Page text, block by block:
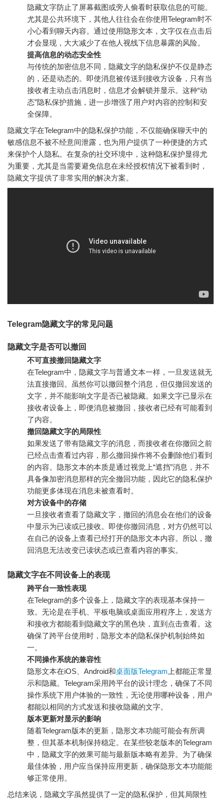
隐藏文字防止了屏幕截图或旁人偷看时获取信息的可能。
尤其是公共环境下，其他人往往会在你使用Telegram时不
小心看到聊天内容。通过使用隐形文本，文字仅在点击后
才会显现，大大减少了在他人视线下信息暴露的风险。
提高信息的动态安全性
与传统的加密信息不同，隐藏文字的隐私保护不仅是静态
的，还是动态的。即使消息被传送到接收方设备，只有当
接收者主动点击消息时，信息才会解锁并显示。这种“动
态”隐私保护措施，进一步增强了用户对内容的控制和安
全保障。
隐藏文字在Telegram中的隐私保护功能，不仅能确保聊天中的
敏感信息不被不经意间泄露，也为用户提供了一种便捷的方式
来保护个人隐私。在复杂的社交环境中，这种隐私保护显得尤
为重要，尤其是当需要避免信息在未经授权情况下被看到时，
隐藏文字提供了非常实用的解决方案。
Telegram隐藏文字的常见问题
隐藏文字是否可以撤回
不可直接撤回隐藏文字
在Telegram中，隐藏文字与普通文本一样，一旦发送就无
法直接撤回。虽然你可以撤回整个消息，但仅撤回发送的
文字，并不能影响文字是否已被隐藏。如果文字已显示在
接收者设备上，即便消息被撤回，接收者已经有可能看到
了内容。
撤回隐藏文字的局限性
如果发送了带有隐藏文字的消息，而接收者在你撤回之前
已经点击查看过内容，那么撤回操作将不会删除他们看到
的内容。隐形文本的本质是通过视觉上“遮挡”消息，并不
具备像加密消息那样的完全撤回功能，因此它的隐私保护
功能更多体现在消息未被查看时。
对方设备中的存储
一旦接收者查看了隐藏文字，撤回的消息会在他们的设备
中显示为已读或已接收。即使你撤回消息，对方仍然可以
在自己的设备上查看已经打开的隐形文本内容。所以，撤
回消息无法改变已读状态或已查看内容的事实。
隐藏文字在不同设备上的表现
跨平台一致性表现
在Telegram的多个设备上，隐藏文字的表现基本保持一
致。无论是在手机、平板电脑或桌面应用程序上，发送方
和接收方都能看到隐藏文字的黑色块，直到点击查看。这
确保了跨平台使用时，隐形文本的隐私保护机制始终如
一。
不同操作系统的兼容性
隐形文本在iOS、Android和桌面版Telegram 上都能正常显
示和隐藏。Telegram采用跨平台的设计理念，确保了不同
操作系统下用户体验的一致性，无论使用哪种设备，用户
都能以相同的方式发送和接收隐藏的文字。
版本更新对显示的影响
随着Telegram版本的更新，隐形文本功能可能会有所调
整，但其基本机制保持稳定。在某些较老版本的Telegram
中，隐藏文字的效果可能与最新版本略有差异。为了确保
最佳体验，用户应当保持应用更新，确保隐形文本功能能
够正常使用。
总结来说，隐藏文字虽然提供了一定的隐私保护，但其局限性